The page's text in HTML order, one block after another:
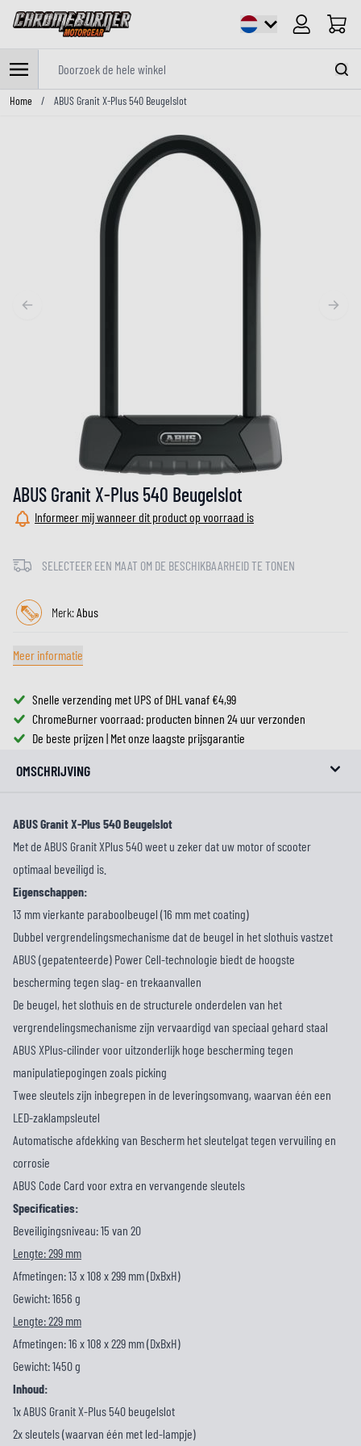
Cart
Ga naar de inhoud
Home / ABUS Granit X-Plus 540 Beugelslot
ABUS Granit X-Plus 540 Beugelslot
Informeer mij wanneer dit product op voorraad is
SELECTEER EEN MAAT OM DE BESCHIKBAARHEID TE TONEN
Merk:Abus
Meer informatie
Snelle verzending met UPS of DHL vanaf €4,99
ChromeBurner voorraad: producten binnen 24 uur verzonden
De beste prijzen | Met onze laagste prijsgarantie
OMSCHRIJVING
ABUS Granit X-Plus 540 Beugelslot
Met de ABUS Granit XPlus 540 weet u zeker dat uw motor of scooter
optimaal beveiligd is.
Eigenschappen:
13 mm vierkante paraboolbeugel (16 mm met coating)
Dubbel vergrendelingsmechanisme dat de beugel in het slothuis vastzet
ABUS (gepatenteerde) Power Cell-technologie biedt de hoogste
bescherming tegen slag- en trekaanvallen
De beugel, het slothuis en de structurele onderdelen van het
vergrendelingsmechanisme zijn vervaardigd van speciaal gehard staal
ABUS XPlus-cilinder voor uitzonderlijk hoge bescherming tegen
manipulatiepogingen zoals picking
Twee sleutels zijn inbegrepen in de leveringsomvang, waarvan één een
LED-zaklampsleutel
Automatische afdekking van Bescherm het sleutelgat tegen vervuiling en
corrosie
ABUS Code Card voor extra en vervangende sleutels
Specificaties:
Beveiligingsniveau: 15 van 20
Lengte: 299 mm
Afmetingen: 13 x 108 x 299 mm (DxBxH)
Gewicht: 1656 g
Lengte: 229 mm
Afmetingen: 16 x 108 x 229 mm (DxBxH)
Gewicht: 1450 g
Inhoud:
1x ABUS Granit X-Plus 540 beugelslot
2x sleutels (waarvan één met led-lampje)